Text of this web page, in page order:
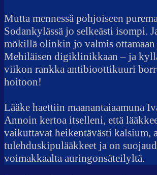
Mutta mennessä pohjoiseen
Sodankylässä jo selkeästi isompi.
mökillä olinkin jo valmis ottamaan
Mehiläisen digiklinikkaan – ja
viikon rankka antibioottikuuri
hoitoon!
Lääke haettiin maanantaiaamuna
Annoin kertoa itselleni, että
vaikuttavat heikentävästi kalsium,
tulehduskipulääkkeet ja on
voimakkaalta auringonsäteilyltä.